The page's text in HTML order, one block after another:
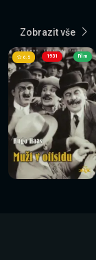
Zobrazit vše
1931
Sledovat
nyní
6.5 Film
Sledovat